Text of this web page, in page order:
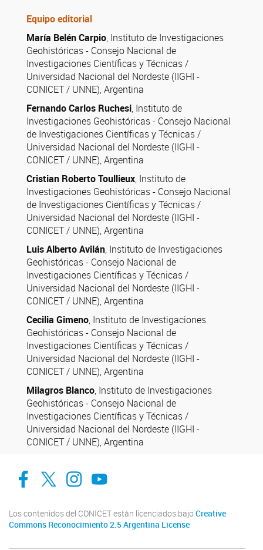
Equipo editorial
María Belén Carpio, Instituto de Investigaciones
Geohistóricas - Consejo Nacional de
Investigaciones Científicas y Técnicas /
Universidad Nacional del Nordeste (IIGHI -
CONICET / UNNE), Argentina
Fernando Carlos Ruchesi, Instituto de
Investigaciones Geohistóricas - Consejo Nacional
de Investigaciones Científicas y Técnicas /
Universidad Nacional del Nordeste (IIGHI -
CONICET / UNNE), Argentina
Cristian Roberto Toullieux, Instituto de
Investigaciones Geohistóricas - Consejo Nacional
de Investigaciones Científicas y Técnicas /
Universidad Nacional del Nordeste (IIGHI -
CONICET / UNNE), Argentina
Luis Alberto Avilán, Instituto de Investigaciones
Geohistóricas - Consejo Nacional de
Investigaciones Científicas y Técnicas /
Universidad Nacional del Nordeste (IIGHI -
CONICET / UNNE), Argentina
Cecilia Gimeno, Instituto de Investigaciones
Geohistóricas - Consejo Nacional de
Investigaciones Científicas y Técnicas /
Universidad Nacional del Nordeste (IIGHI -
CONICET / UNNE), Argentina
Milagros Blanco, Instituto de Investigaciones
Geohistóricas - Consejo Nacional de
Investigaciones Científicas y Técnicas /
Universidad Nacional del Nordeste (IIGHI -
CONICET / UNNE), Argentina
facebook
twitter
Instagram
Canal de Youtube
Los contenidos del CONICET están licenciados bajo Creative
Commons Reconocimiento 2.5 Argentina License